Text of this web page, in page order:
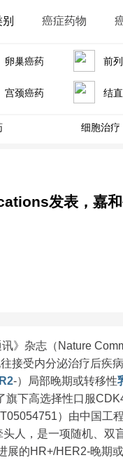
癌症药物
卵巢癌药 前
宫颈癌药 结
细胞治疗
发表，嘉
》杂志（Nature
接受内分泌治疗后疾
-）局部晚期或转移性
旗下高选择性口服
）由中国工
人，是一项随机、双
展的HR+/HER2-晚期